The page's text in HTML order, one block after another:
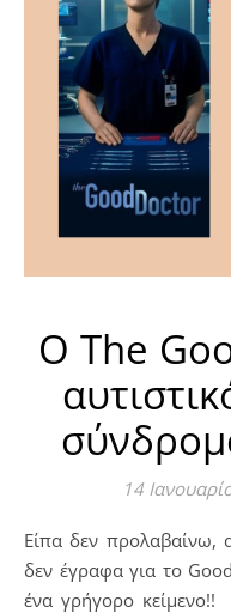
O The
14
Είπα δεν προλαβαίνω, αλλά με “έτρωγε” το χέρι μου. Αν
δεν έγραφα για το
ένα γρήγορο κείμενο!!